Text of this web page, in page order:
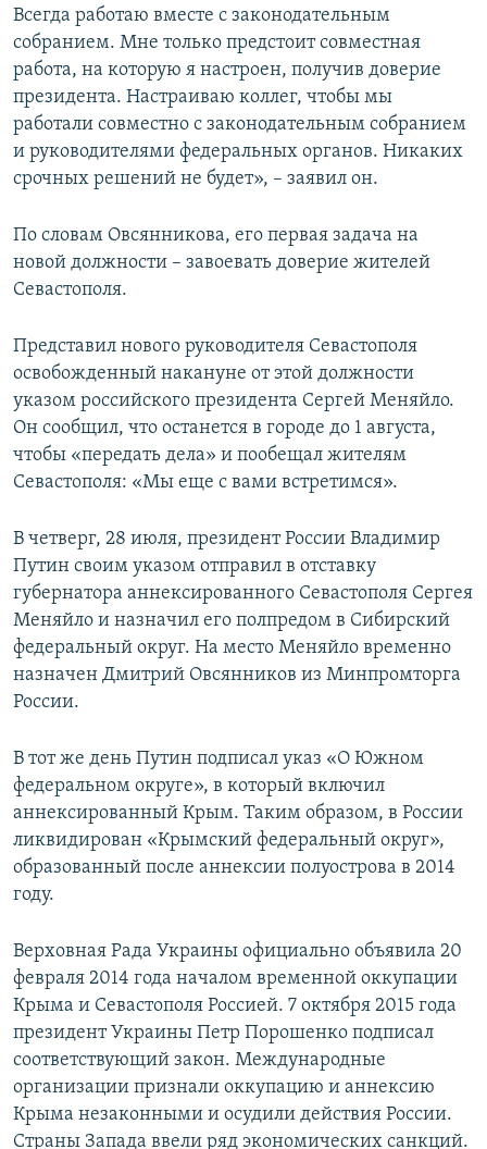
Всегда работаю вместе с законодательным
собранием. Мне только предстоит совместная
работа, на которую я настроен, получив доверие
президента. Настраиваю коллег, чтобы мы
работали совместно с законодательным собранием
и руководителями федеральных органов. Никаких
срочных решений не будет», – заявил он.
По словам Овсянникова, его первая задача на
новой должности – завоевать доверие жителей
Севастополя.
Представил нового руководителя Севастополя
освобожденный накануне от этой должности
указом российского президента Сергей Меняйло.
Он сообщил, что останется в городе до 1 августа,
чтобы «передать дела» и пообещал жителям
Севастополя: «Мы еще с вами встретимся».
В четверг, 28 июля, президент России Владимир
Путин своим указом отправил в отставку
губернатора аннексированного Севастополя Сергея
Меняйло и назначил его полпредом в Сибирский
федеральный округ. На место Меняйло временно
назначен Дмитрий Овсянников из Минпромторга
России.
В тот же день Путин подписал указ «О Южном
федеральном округе», в который включил
аннексированный Крым. Таким образом, в России
ликвидирован «Крымский федеральный округ»,
образованный после аннексии полуострова в 2014
году.
Верховная Рада Украины официально объявила 20
февраля 2014 года началом временной оккупации
Крыма и Севастополя Россией. 7 октября 2015 года
президент Украины Петр Порошенко подписал
соответствующий закон. Международные
организации признали оккупацию и аннексию
Крыма незаконными и осудили действия России.
Страны Запада ввели ряд экономических санкций.